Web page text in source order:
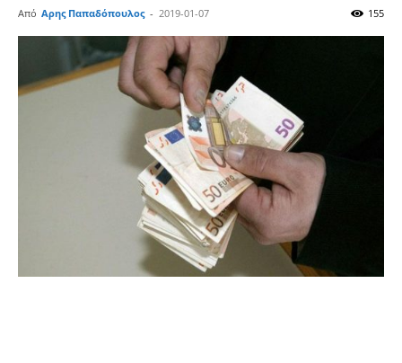
Από Αρης Παπαδόπουλος - 2019-01-07 155